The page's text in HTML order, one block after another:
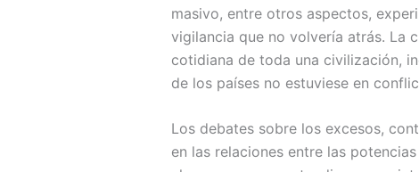
masivo, entre otros aspectos,
vigilancia que no volvería atrás. La
cotidiana de toda una civilización,
de los países no estuviese en
Los debates sobre los excesos,
en las relaciones entre las